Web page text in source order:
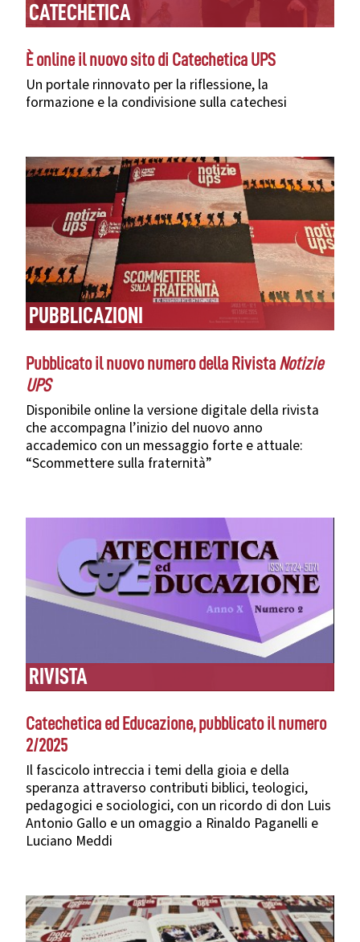
CATECHETICA
È online il nuovo sito di Catechetica UPS
Un portale rinnovato per la riflessione, la
formazione e la condivisione sulla catechesi
PUBBLICAZIONI
Pubblicato il nuovo numero della Rivista Notizie
UPS
Disponibile online la versione digitale della rivista
che accompagna l’inizio del nuovo anno
accademico con un messaggio forte e attuale:
“Scommettere sulla fraternità”
RIVISTA
Catechetica ed Educazione, pubblicato il numero
2/2025
Il fascicolo intreccia i temi della gioia e della
speranza attraverso contributi biblici, teologici,
pedagogici e sociologici, con un ricordo di don Luis
Antonio Gallo e un omaggio a Rinaldo Paganelli e
Luciano Meddi